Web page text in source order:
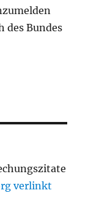
des Bundes
verlinkt